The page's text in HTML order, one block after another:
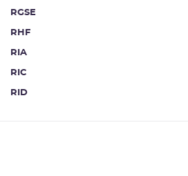
RGSE
RHF
RIA
RIC
RID